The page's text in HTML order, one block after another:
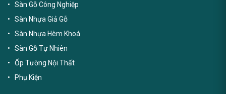
Sàn Gỗ Công Nghiệp
Sàn Nhựa Giả Gỗ
Sàn Nhựa Hèm Khoá
Sàn Gỗ Tự Nhiên
Ốp Tường Nội Thất
Phụ Kiện